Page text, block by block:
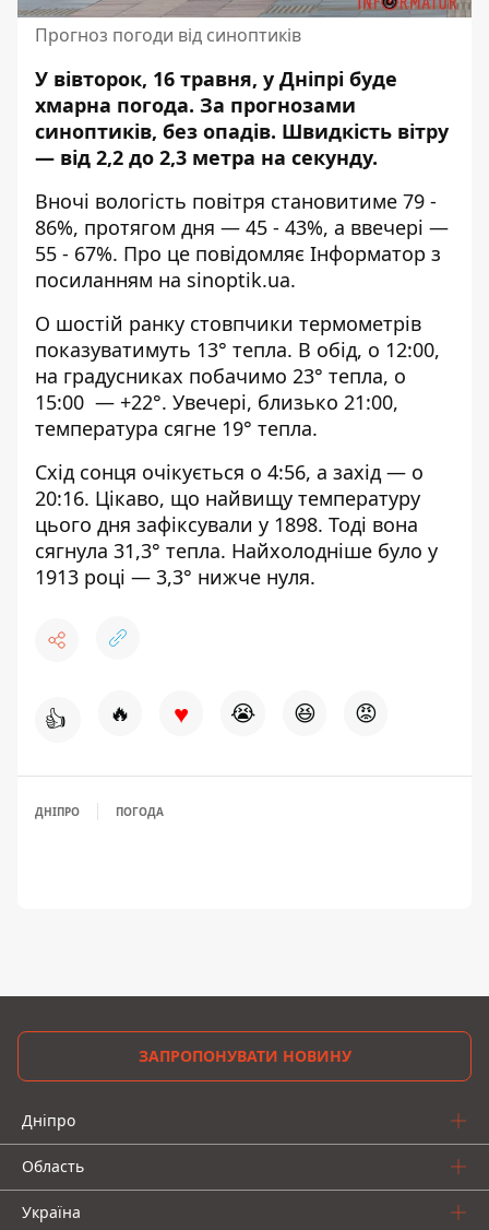
Прогноз погоди від синоптиків
У вівторок, 16 травня, у Дніпрі буде
хмарна погода. За прогнозами
синоптиків, без опадів. Швидкість вітру
— від 2,2 до 2,3 метра на секунду.
Вночі вологість повітря становитиме 79 -
86%, протягом дня — 45 - 43%, а ввечері —
55 - 67%. Про це повідомляє Інформатор з
посиланням на sinoptik.ua.
О шостій ранку стовпчики термометрів
показуватимуть 13° тепла. В обід, о 12:00,
на градусниках побачимо 23° тепла, о
15:00 — +22°. Увечері, близько 21:00,
температура сягне 19° тепла.
Схід сонця очікується о 4:56, а захід — о
20:16. Цікаво, що найвищу температуру
цього дня зафіксували у 1898. Тоді вона
сягнула 31,3° тепла. Найхолодніше було у
1913 році — 3,3° нижче нуля.
👍 🔥 ♥ 😭 😆 😡
ДНІПРО ПОГОДА
ЗАПРОПОНУВАТИ НОВИНУ
Дніпро
Область
Україна